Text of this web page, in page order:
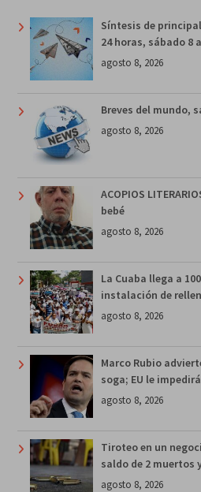
Síntesis de
24 horas, sábado 8
agosto 8, 2026
Breves del mundo,
agosto 8, 2026
ACOPIOS
bebé
agosto 8, 2026
La Cuaba llega a
instalación de
agosto 8, 2026
Marco Rubio
soga; EU le
agosto 8, 2026
Tiroteo en un
saldo de 2 muertos
agosto 8, 2026